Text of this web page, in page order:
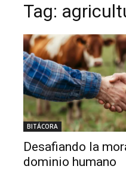
Tag:
BITÁCORA
Desafiando la
dominio humano